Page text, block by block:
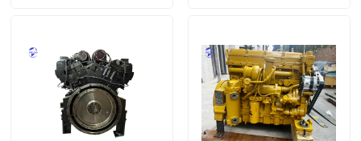
A propos de nous
Visite d'usine